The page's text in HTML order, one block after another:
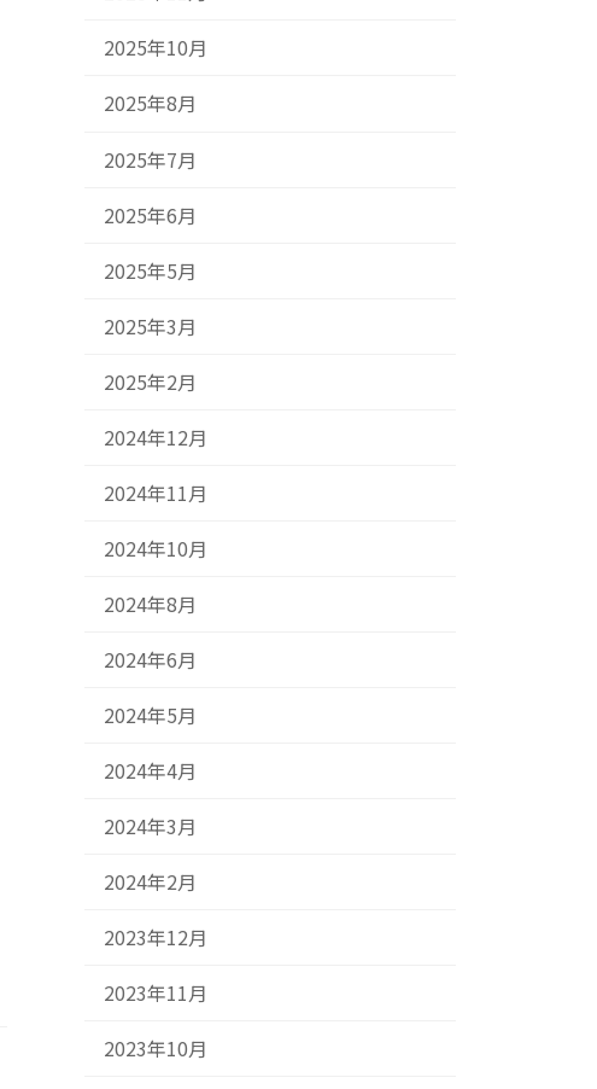
2025年10月
2025年8月
2025年7月
2025年6月
2025年5月
2025年3月
2025年2月
2024年12月
2024年11月
2024年10月
2024年8月
2024年6月
2024年5月
2024年4月
2024年3月
2024年2月
2023年12月
2023年11月
2023年10月